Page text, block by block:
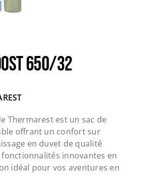
650/32
Thermarest est un sac de
offrant un confort sur
en duvet de qualité
innovantes en
idéal pour vos aventures en